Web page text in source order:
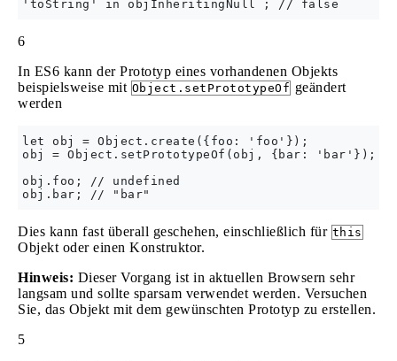
6
In ES6 kann der Prototyp eines vorhandenen Objekts
beispielsweise mit Object.setPrototypeOf geändert
werden
let obj = Object.create({foo: 'foo'});
obj = Object.setPrototypeOf(obj, {bar: 'bar'});
obj.foo; // undefined
Dies kann fast überall geschehen, einschließlich für this
Objekt oder einen Konstruktor.
Hinweis: Dieser Vorgang ist in aktuellen Browsern sehr
langsam und sollte sparsam verwendet werden. Versuchen
Sie, das Objekt mit dem gewünschten Prototyp zu erstellen.
5